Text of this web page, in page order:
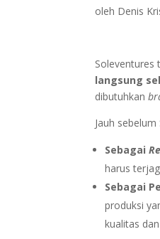
oleh Denis
Soleventures
langsung
dibutuhkan
Jauh
Sebagai
harus
Sebagai
produksi
kualitas